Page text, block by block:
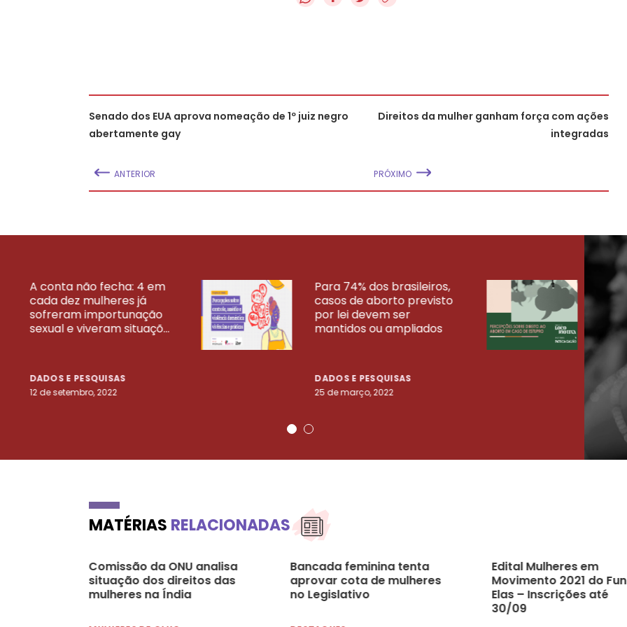
Senado dos EUA aprova nomeação de 1º juiz negro
abertamente gay
ANTERIOR
Direitos da mulher ganham força com ações
integradas
PRÓXIMO
A conta não fecha: 4 em
cada dez mulheres já
sofreram importunação
sexual e viveram situaçõ...
DADOS E PESQUISAS
12 de setembro, 2022
Para 74% dos brasileiros,
casos de aborto previsto
por lei devem ser
mantidos ou ampliados
DADOS E PESQUISAS
25 de março, 2022
23
VEJA MAIS PESQUISAS
MATÉRIAS RELACIONADAS
Comissão da ONU analisa
situação dos direitos das
mulheres na Índia
Bancada feminina tenta
aprovar cota de mulheres
no Legislativo
Edital Mulheres em
Movimento 2021 do
Elas – Inscrições até
30/09